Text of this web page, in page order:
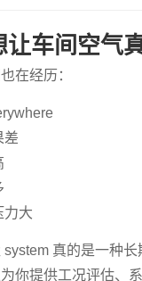
让车间空气
在经历：
差
力大
真的是一种长
你提供工况评估、